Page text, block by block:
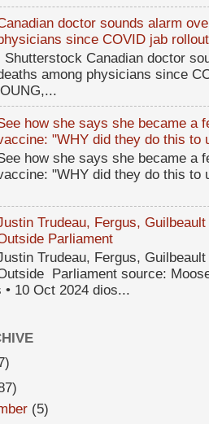
doctor sounds alarm
since COVID jab rollout
Shutterstock Canadian doctor
among physicians since
how she says she became a
"WHY did they do this to
how she says she became a
"WHY did they do this
Trudeau, Fergus,
Parliament
Trudeau, Fergus,
Parliament source:
10 Oct 2024 dios...
(5)